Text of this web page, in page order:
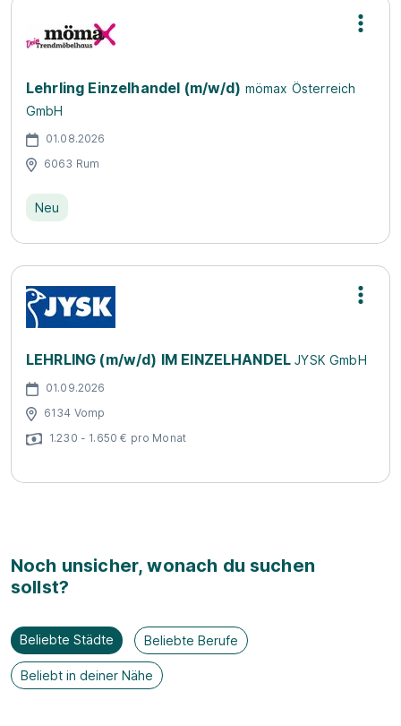
Lehrling Einzelhandel (m/w/d) mömax Österreich
GmbH
01.08.2026
6063 Rum
Neu
LEHRLING (m/w/d) IM EINZELHANDELJYSK GmbH
01.09.2026
6134 Vomp
1.230 - 1.650 € pro Monat
Noch unsicher, wonach du suchen
sollst?
Beliebte Städte Beliebte Berufe
Beliebt in deiner Nähe